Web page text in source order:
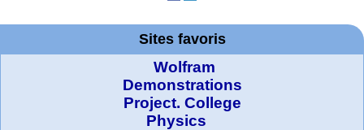
Sites favoris
Wolfram
Demonstrations
Project. College
Physics